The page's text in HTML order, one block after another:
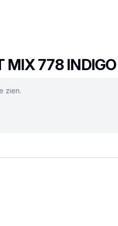
MIX 778
zien.